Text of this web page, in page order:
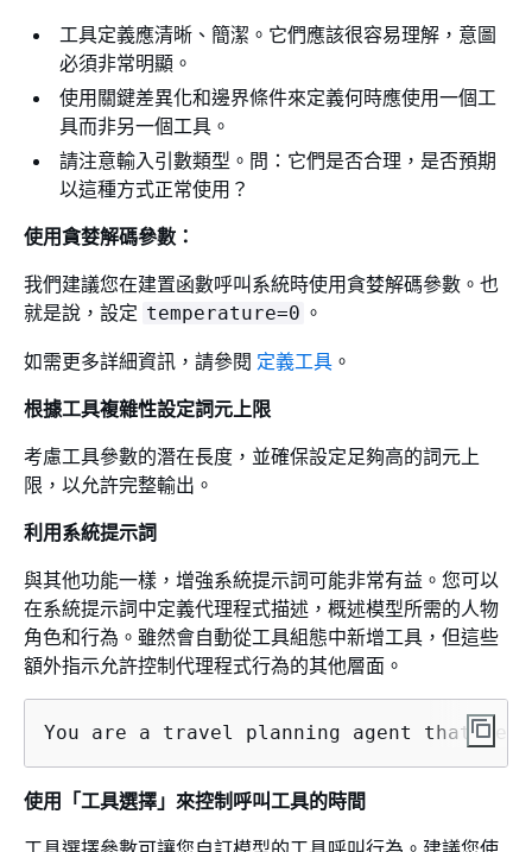
工具定義應清晰、簡潔。它們應該很容易理解，意圖
必須非常明顯。
使用關鍵差異化和邊界條件來定義何時應使用一個工
具而非另一個工具。
請注意輸入引數類型。問：它們是否合理，是否預期
以這種方式正常使用？
使用貪婪解碼參數：
我們建議您在建置函數呼叫系統時使用貪婪解碼參數。也
就是說，設定 temperature=0 。
如需更多詳細資訊，請參閱 定義工具 。
根據工具複雜性設定詞元上限
考慮工具參數的潛在長度，並確保設定足夠高的詞元上
限，以允許完整輸出。
利用系統提示詞
與其他功能一樣，增強系統提示詞可能非常有益。您可以
在系統提示詞中定義代理程式描述，概述模型所需的人物
角色和行為。雖然會自動從工具組態中新增工具，但這些
額外指示允許控制代理程式行為的其他層面。
You are a travel planning agent that
使用「工具選擇」來控制呼叫工具的時間